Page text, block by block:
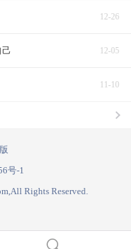
12-26
12-05
11-10
号-1
Rights Reserved.